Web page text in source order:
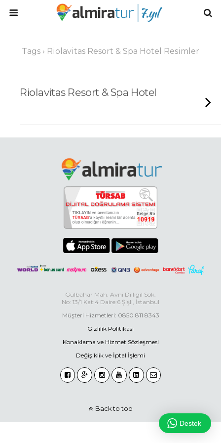
Tags › Riolavitas Resort & Spa Hotel Resimler
Riolavitas Resort & Spa Hotel
Gülbahar Mah. Avni Dilligil Sok.
No: 13/1 Kat:4 Daire:6 Şişli, İstanbul
Müşteri Hizmetleri: 0850 811 8343
Gizlilik Politikası
Konaklama ve Hizmet Sözleşmesi
Değişiklik ve İptal İşlemi
Back to top
Destek